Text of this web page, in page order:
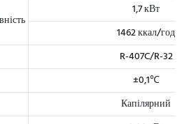
1,7 кВт
1462 ккал/год
R-407C/R-32
±0,1℃
Капілярний